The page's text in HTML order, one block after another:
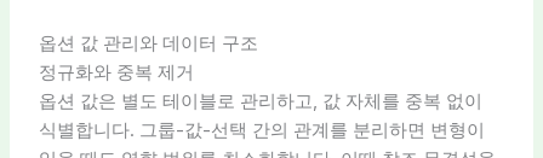
옵션 값 관리와 데이터 구조
정규화와 중복 제거
옵션 값은 별도 테이블로 관리하고, 값 자체를 중복 없이
식별합니다. 그룹-값-선택 간의 관계를 분리하면 변형이